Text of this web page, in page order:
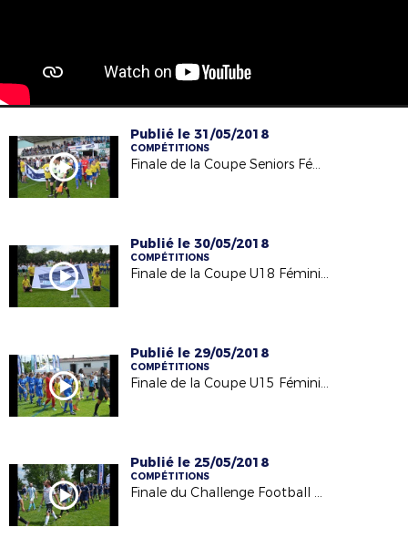
Publié le 31/05/2018
COMPÉTITIONS
Finale de la Coupe Seniors Féminine - 26/05/18
Publié le 30/05/2018
COMPÉTITIONS
Finale de la Coupe U18 Féminines - 26/05/18
Publié le 29/05/2018
COMPÉTITIONS
Finale de la Coupe U15 Féminines - 26/05/18
Publié le 25/05/2018
COMPÉTITIONS
Finale du Challenge Football Entreprise - 21/05/18